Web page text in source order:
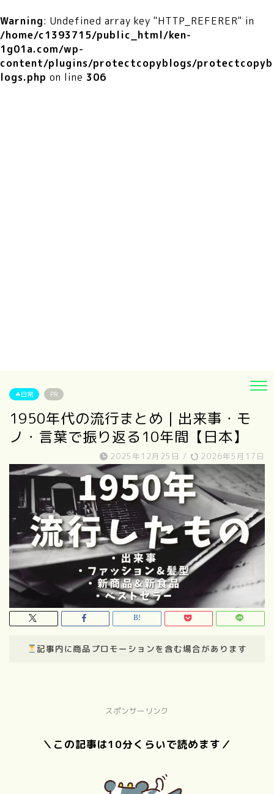
Warning: Undefined array key "HTTP_REFERER" in
/home/c1393715/public_html/ken-
1g01a.com/wp-
content/plugins/protectcopyblogs/protectcopyb
logs.php on line 306
☘日常 PR
1950年代の流行まとめ｜出来事・モ
ノ・言葉で振り返る10年間【日本】
2025年12月25日 / 2026年5月17日
記事内に商品プロモーションを含む場合があります
スポンサーリンク
＼この記事は10分くらいで読めます／